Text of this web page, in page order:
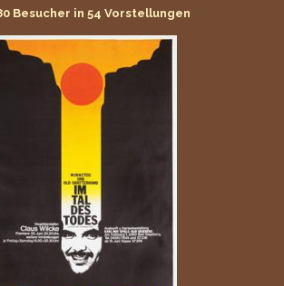
Besucher in 54 Vorstellungen